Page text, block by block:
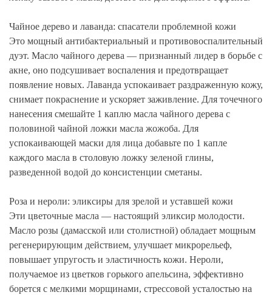
Чайное дерево и лаванда: спасатели проблемной кожи
Это мощный антибактериальный и противовоспалительный
дуэт. Масло чайного дерева — признанный лидер в борьбе с
акне, оно подсушивает воспаления и предотвращает
появление новых. Лаванда успокаивает раздраженную кожу,
снимает покраснение и ускоряет заживление. Для точечного
нанесения смешайте 1 каплю масла чайного дерева с
половиной чайной ложки масла жожоба. Для
успокаивающей маски для лица добавьте по 1 капле
каждого масла в столовую ложку зеленой глины,
разведенной водой до консистенции сметаны.
Роза и нероли: эликсиры для зрелой и уставшей кожи
Эти цветочные масла — настоящий эликсир молодости.
Масло розы (дамасской или столистной) обладает мощным
регенерирующим действием, улучшает микрорельеф,
повышает упругость и эластичность кожи. Нероли,
получаемое из цветков горького апельсина, эффективно
борется с мелкими морщинами, стрессовой усталостью на